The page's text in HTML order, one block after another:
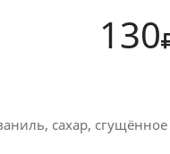
130
сахар, сгущённое